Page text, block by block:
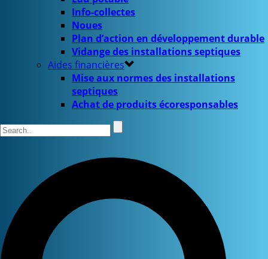
Info-collectes
Noues
Plan d’action en développement durable
Vidange des installations septiques
Aides financières
Mise aux normes des installations
septiques
Achat de produits écoresponsables